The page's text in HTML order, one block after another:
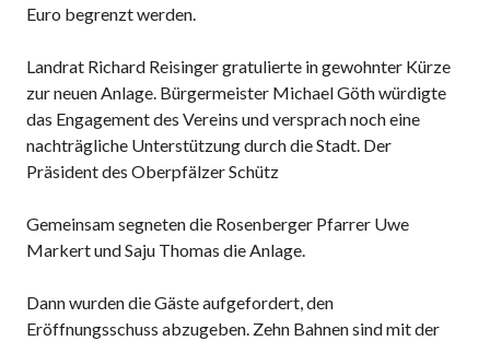
Euro begrenzt werden.
Landrat Richard Reisinger gratulierte in gewohnter Kürze
zur neuen Anlage. Bürgermeister Michael Göth würdigte
das Engagement des Vereins und versprach noch eine
nachträgliche Unterstützung durch die Stadt. Der
Präsident des Oberpfälzer Schütz
Gemeinsam segneten die Rosenberger Pfarrer Uwe
Markert und Saju Thomas die Anlage.
Dann wurden die Gäste aufgefordert, den
Eröffnungsschuss abzugeben. Zehn Bahnen sind mit der